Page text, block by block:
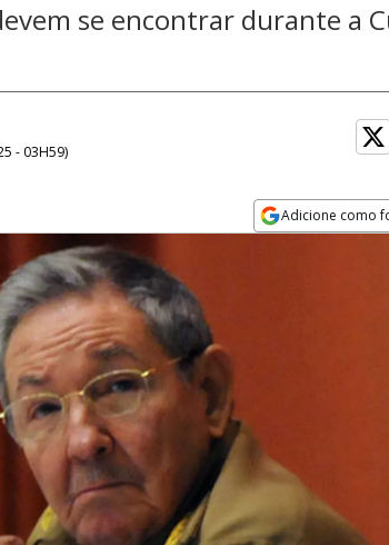
se encontrar durante a
- 03H59)
Adicione como